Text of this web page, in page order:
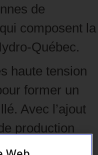
de
composent la
Québec.
haute tension
former un
Avec l’ajout
production